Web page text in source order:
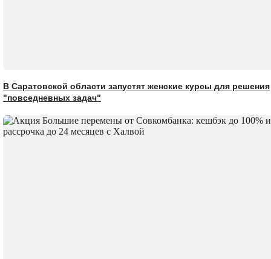
В Саратовской области запустят женские курсы для решения
"повседневных задач"